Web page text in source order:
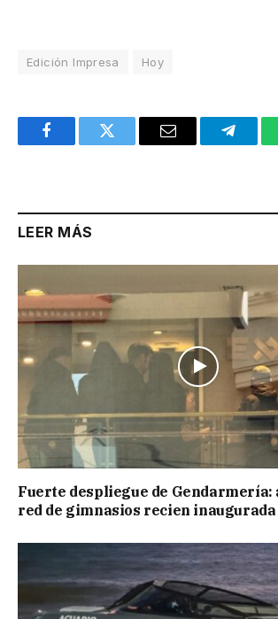
Edición Impresa Hoy
FacebookTwitter Email
LEER MÁS
Fuerte despliegue de Gendarmería:
red de gimnasios recien inaugurada